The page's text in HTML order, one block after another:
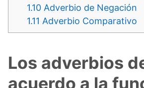
1.10 Adverbio de Negación
1.11 Adverbio Comparativo
Los adverbios
acuerdo a la